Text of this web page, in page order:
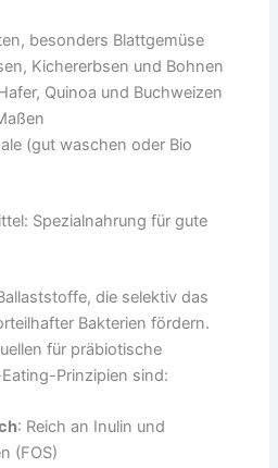
besonders Blattgemüse
Kichererbsen und Bohnen
Quinoa und Buchweizen
(gut waschen oder Bio
Spezialnahrung für gute
die selektiv das
Bakterien fördern.
für präbiotische
Prinzipien sind:
: Reich an Inulin und
(FOS)